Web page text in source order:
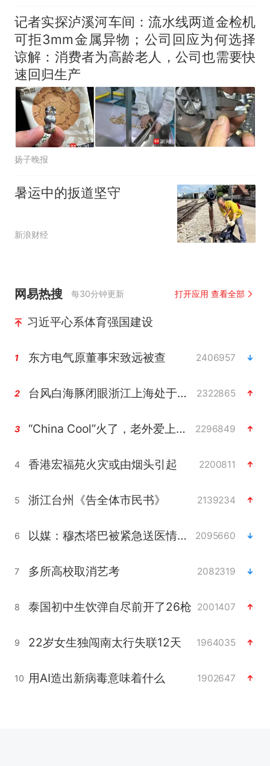
记者实探泸溪河车间：流水线两道金检机
可拒3mm金属异物；公司回应为何选择
谅解：消费者为高龄老人，公司也需要快
速回归生产
扬子晚报
暑运中的扳道坚守
新浪财经
网易热搜 每30分钟更新 打开应用 查看全部
习近平心系体育强国建设
1 东方电气原董事宋致远被查 2406957
2 台风白海豚闭眼浙江上海处于危险半圆 2322865
3 “China Cool”火了，老外爱上中国避暑游 2296849
4 香港宏福苑火灾或由烟头引起 2200811
5 浙江台州《告全体市民书》 2139234
6 以媒：穆杰塔巴被紧急送医情况危急 2095660
7 多所高校取消艺考 2082319
8 泰国初中生饮弹自尽前开了26枪 2001407
9 22岁女生独闯南太行失联12天 1964035
10 用AI造出新病毒意味着什么 1902647